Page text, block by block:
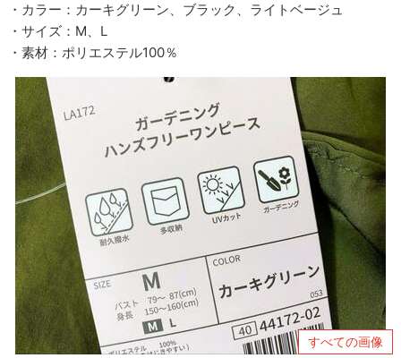
・カラー：カーキグリーン、ブラック、ライトベージュ
・サイズ：M、L
・素材：ポリエステル100％
すべての画像